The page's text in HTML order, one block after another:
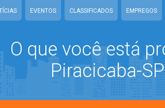
EVENTOS CLASSIFICADOS EMPREGOS
O que você está
Piracicaba-